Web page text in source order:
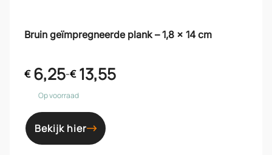
Bruin geïmpregneerde plank – 1,8 x 14 cm
€6,25-€13,55
Op voorraad
Bekijk hier